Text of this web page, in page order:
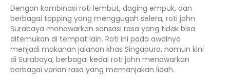
Dengan kombinasi roti lembut, daging empuk, dan
berbagai topping yang menggugah selera, roti john
Surabaya menawarkan sensasi rasa yang tidak bisa
ditemukan di tempat lain. Roti ini pada awalnya
menjadi makanan jalanan khas Singapura, namun kini
di Surabaya, berbagai kedai roti john menawarkan
berbagai varian rasa yang memanjakan lidah.